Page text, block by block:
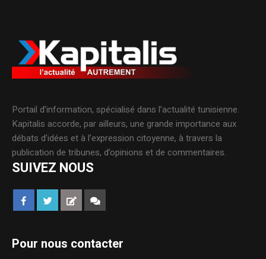
Portail d’information, spécialisé dans l’actualité tunisienne.
Kapitalis accorde, par ailleurs, une grande importance aux
débats d’idées et à l’expression citoyenne, à travers la
publication de tribunes, d’opinions et de commentaires.
SUIVEZ NOUS
Pour nous contacter